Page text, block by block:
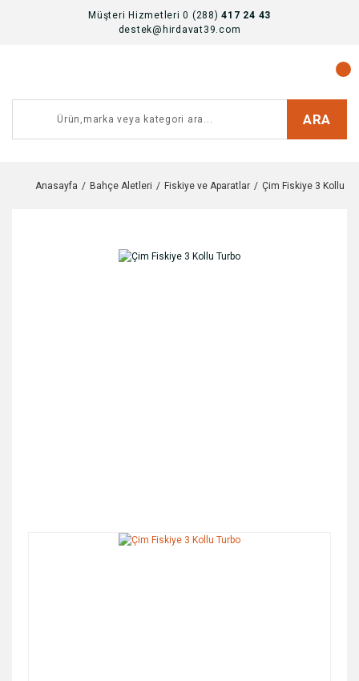
Müşteri Hizmetleri 0 (288)417 24 43
destek@hirdavat39.com
ARA
Anasayfa Bahçe Aletleri Fiskiye ve Aparatlar Çim Fiskiye 3 Kollu